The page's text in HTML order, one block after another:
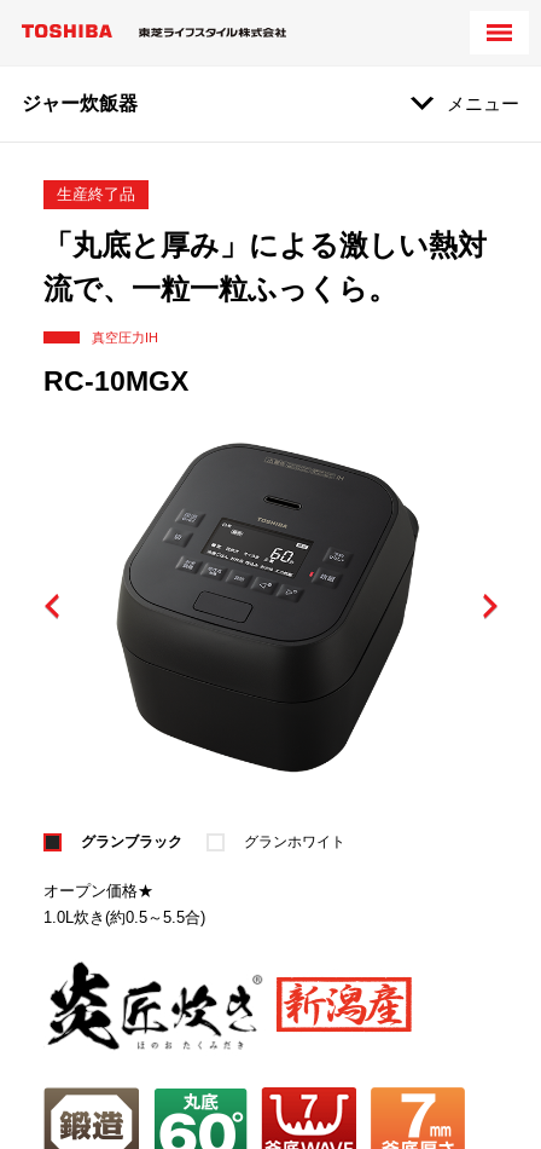
ジャー炊飯器 メニュー
生産終了品
「丸底と厚み」による激しい熱対
流で、一粒一粒ふっくら。
真空圧力IH
RC-10MGX
グランブラック グランホワイト
オープン価格★
1.0L炊き(約0.5～5.5合)